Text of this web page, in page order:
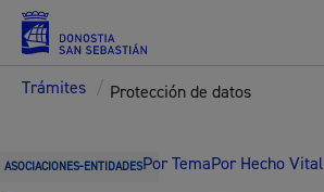
Trámites / Protección de datos
ASOCIACIONES-ENTIDADESPor TemaPor Hecho Vital